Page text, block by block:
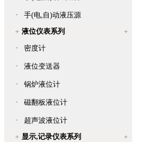
·
手(电,自)动液压源
液位仪表系列
·
密度计
· 液位变送器
· 锅炉液位计
· 磁翻板液位计
·
超声波液位计
显示,记录仪表系列